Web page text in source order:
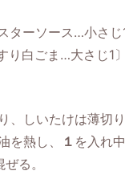
ターソース…小さ
白ごま…大さじ1〕
しいたけは薄切
熱し、 １ を入れ
る。